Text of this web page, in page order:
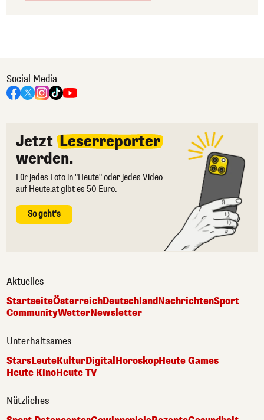
Social Media
Jetzt Leserreporter
werden.
Für jedes Foto in "Heute" oder jedes Video
auf Heute.at gibt es 50 Euro.
So geht's
Aktuelles
StartseiteÖsterreichDeutschlandNachrichtenSport
CommunityWetterNewsletter
Unterhaltsames
StarsLeuteKulturDigital HoroskopHeute Games
Heute KinoHeute TV
Nützliches